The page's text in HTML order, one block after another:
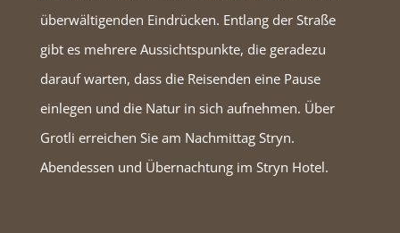
überwältigenden Eindrücken. Entlang der Straße
gibt es mehrere Aussichtspunkte, die geradezu
darauf warten, dass die Reisenden eine Pause
einlegen und die Natur in sich aufnehmen. Über
Grotli erreichen Sie am Nachmittag Stryn.
Abendessen und Übernachtung im Stryn Hotel.